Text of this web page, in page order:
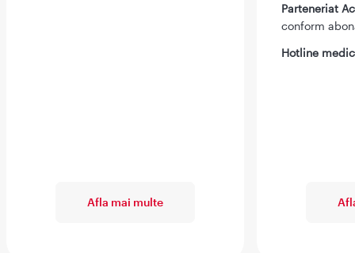
Afla mai multe
Parteneriat
conform
Hotline